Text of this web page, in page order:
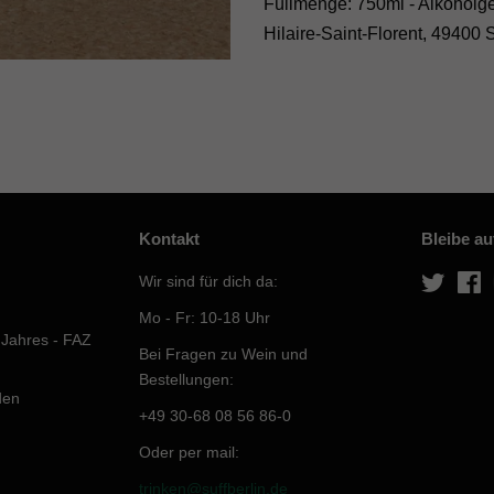
Füllmenge: 750ml -
Hilaire-Saint-Florent, 49400
- FAZ
Kontakt
Wir sind für dich da:
Mo - Fr: 10-18 Uhr
Bei Fragen zu Wein und
Bestellungen:
+49 30-68 08 56 86-0
Oder per mail:
trinken@suffberlin.de
Bleibe
Twitter